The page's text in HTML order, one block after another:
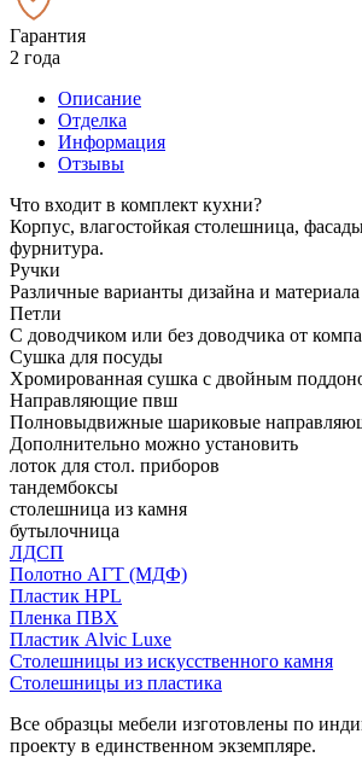
Гарантия
2 года
Описание
Отделка
Информация
Отзывы
Что входит в комплект кухни?
Корпус, влагостойкая столешница,
фурнитура.
Ручки
Различные варианты дизайна и
Петли
С доводчиком или без доводчика от
Сушка для посуды
Хромированная сушка с двойным
Направляющие пвш
Полновыдвижные шариковые
Дополнительно можно установить
лоток для стол. приборов
тандембоксы
столешница из камня
бутылочница
ЛДСП
Полотно АГТ (МДФ)
Пластик HPL
Пленка ПВХ
Пластик Alvic Luxe
Столешницы из искусственного камня
Столешницы из пластика
Все образцы мебели изготовлены по
проекту в единственном экземпляре.